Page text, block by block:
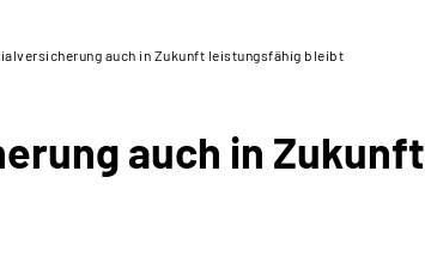
auch in Zukunft leistungsfähig bleibt
auch in Zukunft